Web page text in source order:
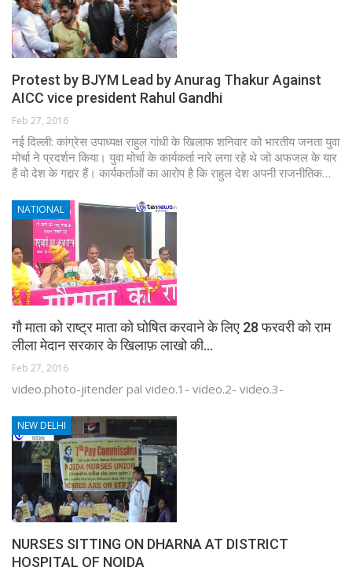
Protest by BJYM Lead by Anurag Thakur Against
AICC vice president Rahul Gandhi
Feb 27, 2016
नई दिल्ली: कांग्रेस उपाध्यक्ष राहुल गांधी के खिलाफ शनिवार को भारतीय जनता युवा
मोर्चा ने प्रदर्शन किया। युवा मोर्चा के कार्यकर्ता नारे लगा रहे थे जो अफजल के यार
हैं वो देश के गद्दार हैं। कार्यकर्ताओं का आरोप है कि राहुल देश अपनी राजनीतिक…
NATIONAL
गौ माता को राष्ट्र माता को घोषित करवाने के लिए 28 फरवरी को राम
लीला मेदान सरकार के खिलाफ़ लाखो की…
Feb 27, 2016
video.photo-jitender pal video.1- video.2- video.3-
NEW DELHI
NURSES SITTING ON DHARNA AT DISTRICT
HOSPITAL OF NOIDA